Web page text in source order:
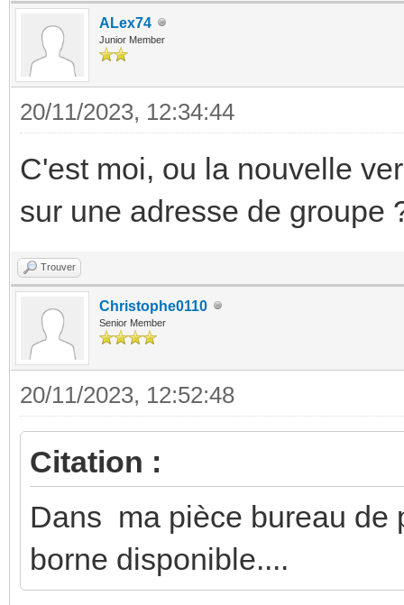
ALex74
Junior Member
20/11/2023, 12:34:44
C'est moi, ou la nouvelle
sur une adresse de groupe
Trouver
Christophe0110
Senior Member
20/11/2023, 12:52:48
Citation :
Dans ma pièce bureau de
borne disponible....